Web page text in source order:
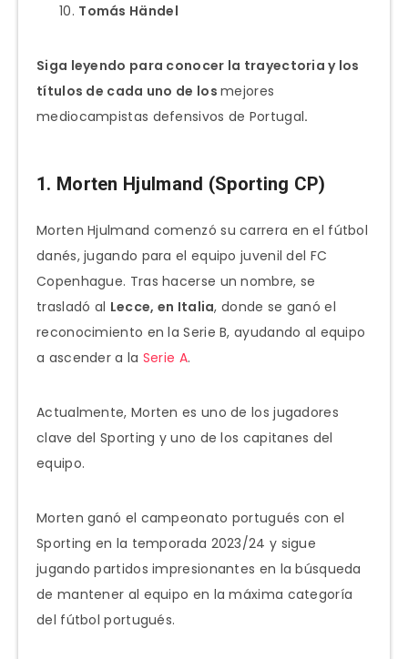
Tomás Händel
Siga leyendo para conocer la trayectoria y los
títulos de cada uno de losmejores
mediocampistas defensivos de Portugal.
1. Morten Hjulmand (Sporting CP)
Morten Hjulmand comenzó su carrera en el fútbol
danés, jugando para el equipo juvenil del FC
Copenhague. Tras hacerse un nombre, se
trasladó al Lecce, en Italia, donde se ganó el
reconocimiento en la Serie B, ayudando al equipo
a ascender a la Serie A.
Actualmente, Morten es uno de los jugadores
clave del Sporting y uno de los capitanes del
equipo.
Morten ganó el campeonato portugués con el
Sporting en la temporada 2023/24 y sigue
jugando partidos impresionantes en la búsqueda
de mantener al equipo en la máxima categoría
del fútbol portugués.